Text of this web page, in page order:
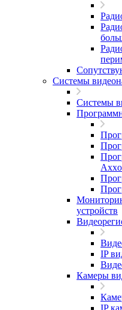
Системы
Системы
устройств
IP
Камеры
IP